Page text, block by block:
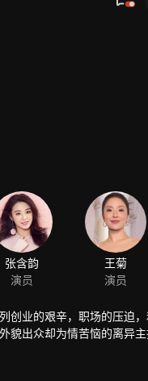
张含韵
演员
王菊
演员
业的艰辛，职场的压迫
出众却为情苦恼的离异